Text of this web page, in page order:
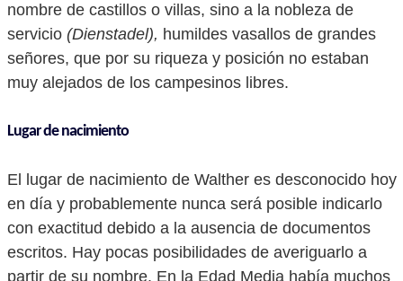
nombre de castillos o villas, sino a la nobleza de
servicio (Dienstadel), humildes vasallos de grandes
señores, que por su riqueza y posición no estaban
muy alejados de los campesinos libres.
Lugar de nacimiento
El lugar de nacimiento de Walther es desconocido hoy
en día y probablemente nunca será posible indicarlo
con exactitud debido a la ausencia de documentos
escritos. Hay pocas posibilidades de averiguarlo a
partir de su nombre. En la Edad Media había muchos